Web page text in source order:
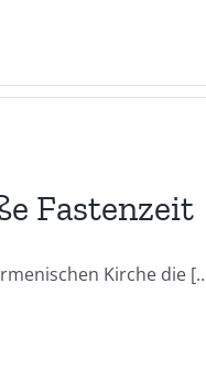
Fastenzeit
Kirche die